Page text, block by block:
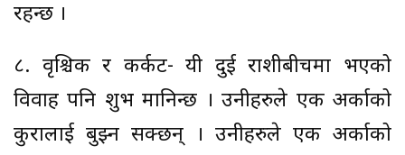
रहन्छ ।
८. वृश्चिक र कर्कट- यी दुई राशीबीचमा भएको
विवाह पनि शुभ मानिन्छ । उनीहरुले एक अर्काको
कुरालाई बुझ्न सक्छन् । उनीहरुले एक अर्काको